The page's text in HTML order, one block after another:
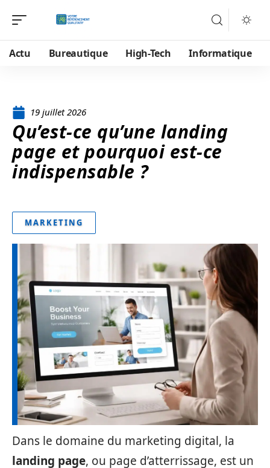
Actu Bureautique High-Tech Informatique
19 juillet 2026
Qu’est-ce qu’une landing
page et pourquoi est-ce
indispensable ?
MARKETING
Dans le domaine du marketing digital, la
landing page, ou page d’atterrissage, est un